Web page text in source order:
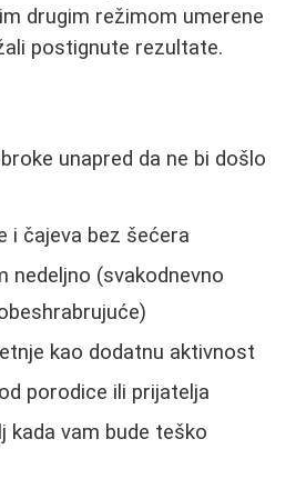
drugim režimom umerene
postignute rezultate.
unapred da ne bi došlo
i čajeva bez šećera
nedeljno (svakodnevno
kao dodatnu aktivnost
porodice ili prijatelja
kada vam bude teško